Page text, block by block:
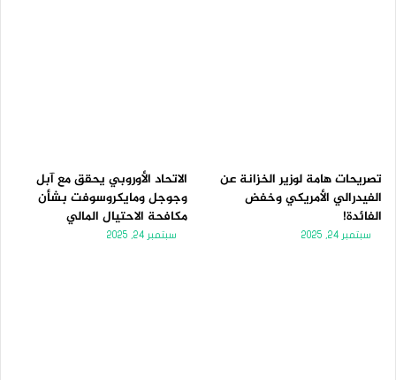
تصريحات هامة لوزير الخزانة عن
الفيدرالي الأمريكي وخفض
الفائدة!
سبتمبر 24, 2025
الاتحاد الأوروبي يحقق مع آبل
وجوجل ومايكروسوفت بشأن
مكافحة الاحتيال المالي
سبتمبر 24, 2025